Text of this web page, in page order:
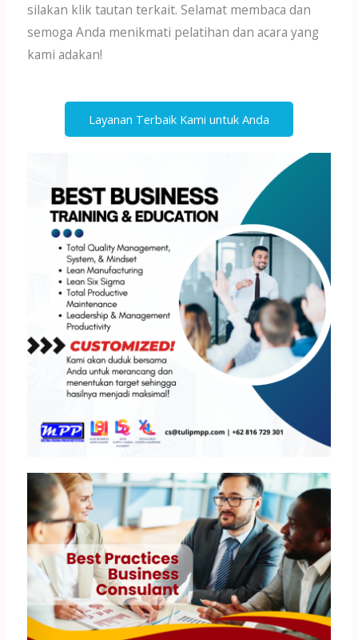
silakan klik tautan terkait. Selamat membaca dan
semoga Anda menikmati pelatihan dan acara yang
kami adakan!
Layanan Terbaik Kami untuk Anda